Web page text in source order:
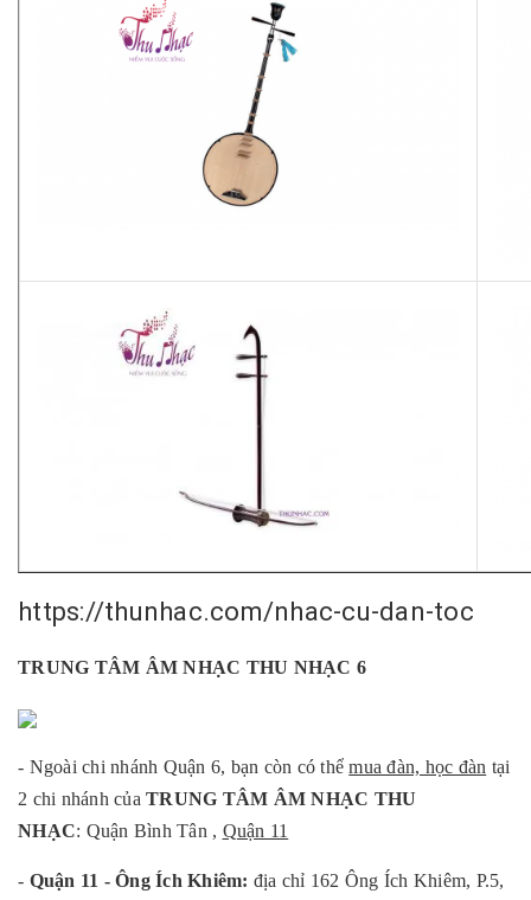
https://thunhac.com/nhac-cu-dan-toc
TRUNG TÂM ÂM NHẠC THU NHẠC 6
- Ngoài chi nhánh Quận 6, bạn còn có thểmua đàn, học đàn tại
2 chi nhánh của TRUNG TÂM ÂM NHẠC THU
NHẠC: Quận Bình Tân , Quận 11
- Quận 11 - Ông Ích Khiêm: địa chỉ 162 Ông Ích Khiêm, P.5,